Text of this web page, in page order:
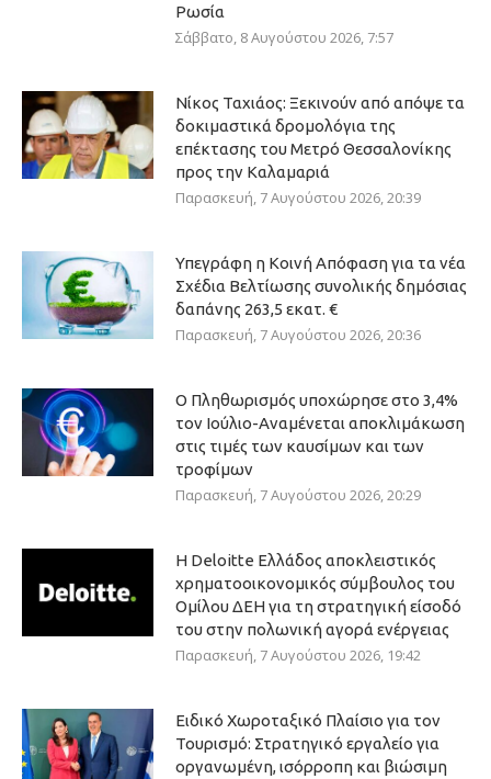
Ρωσία
Σάββατο, 8 Αυγούστου 2026, 7:57
Νίκος Ταχιάος: Ξεκινούν από απόψε τα
δοκιμαστικά δρομολόγια της
επέκτασης του Μετρό Θεσσαλονίκης
προς την Καλαμαριά
Παρασκευή, 7 Αυγούστου 2026, 20:39
Υπεγράφη η Κοινή Απόφαση για τα νέα
Σχέδια Βελτίωσης συνολικής δημόσιας
δαπάνης 263,5 εκατ. €
Παρασκευή, 7 Αυγούστου 2026, 20:36
Ο Πληθωρισμός υποχώρησε στο 3,4%
τον Ιούλιο-Αναμένεται αποκλιμάκωση
στις τιμές των καυσίμων και των
τροφίμων
Παρασκευή, 7 Αυγούστου 2026, 20:29
Η Deloitte Ελλάδος αποκλειστικός
χρηματοοικονομικός σύμβουλος του
Ομίλου ΔΕΗ για τη στρατηγική είσοδό
του στην πολωνική αγορά ενέργειας
Παρασκευή, 7 Αυγούστου 2026, 19:42
Ειδικό Χωροταξικό Πλαίσιο για τον
Τουρισμό: Στρατηγικό εργαλείο για
οργανωμένη, ισόρροπη και βιώσιμη